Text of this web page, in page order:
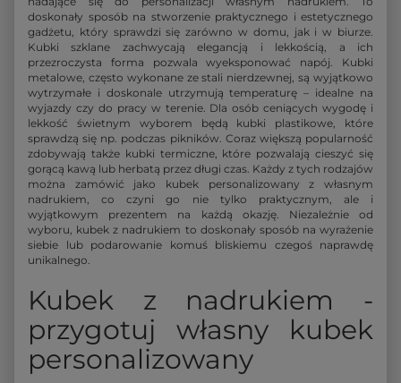
doskonały sposób na stworzenie praktycznego i estetycznego
gadżetu, który sprawdzi się zarówno w domu, jak i w biurze.
Kubki szklane zachwycają elegancją i lekkością, a ich
przezroczysta forma pozwala wyeksponować napój. Kubki
metalowe, często wykonane ze stali nierdzewnej, są wyjątkowo
wytrzymałe i doskonale utrzymują temperaturę – idealne na
wyjazdy czy do pracy w terenie. Dla osób ceniących wygodę i
lekkość świetnym wyborem będą kubki plastikowe, które
sprawdzą się np. podczas pikników. Coraz większą popularność
zdobywają także kubki termiczne, które pozwalają cieszyć się
gorącą kawą lub herbatą przez długi czas. Każdy z tych rodzajów
można zamówić jako kubek personalizowany z własnym
nadrukiem, co czyni go nie tylko praktycznym, ale i
wyjątkowym prezentem na każdą okazję. Niezależnie od
wyboru, kubek z nadrukiem to doskonały sposób na wyrażenie
siebie lub podarowanie komuś bliskiemu czegoś naprawdę
unikalnego.
Kubek z nadrukiem -
przygotuj własny kubek
personalizowany